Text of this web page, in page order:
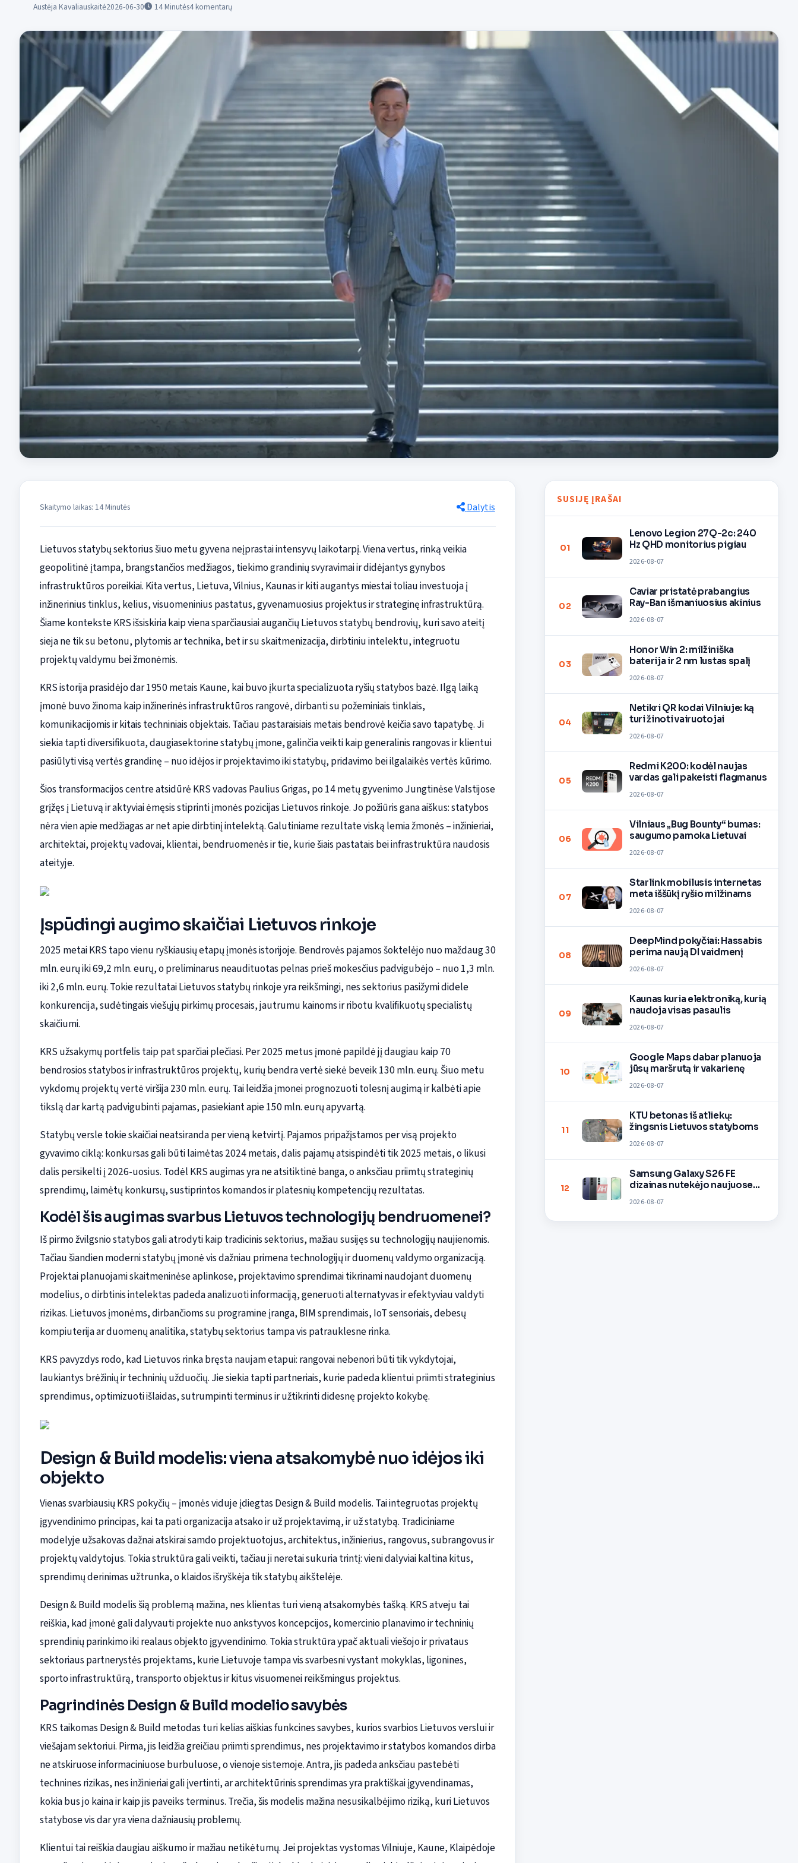
Austėja Kavaliauskaitė2026-06-30 14Minutės4 komentarų
Skaitymo laikas: 14 Minutės Dalytis
Lietuvos statybų sektorius šiuo metu gyvena neįprastai intensyvų laikotarpį. Viena vertus, rinką veikia
geopolitinė įtampa, brangstančios medžiagos, tiekimo grandinių svyravimai ir didėjantys gynybos
infrastruktūros poreikiai. Kita vertus, Lietuva, Vilnius, Kaunas ir kiti augantys miestai toliau investuoja į
inžinerinius tinklus, kelius, visuomeninius pastatus, gyvenamuosius projektus ir strateginę infrastruktūrą.
Šiame kontekste KRS išsiskiria kaip viena sparčiausiai augančių Lietuvos statybų bendrovių, kuri savo ateitį
sieja ne tik su betonu, plytomis ar technika, bet ir su skaitmenizacija, dirbtiniu intelektu, integruotu
projektų valdymu bei žmonėmis.
KRS istorija prasidėjo dar 1950 metais Kaune, kai buvo įkurta specializuota ryšių statybos bazė. Ilgą laiką
įmonė buvo žinoma kaip inžinerinės infrastruktūros rangovė, dirbanti su požeminiais tinklais,
komunikacijomis ir kitais techniniais objektais. Tačiau pastaraisiais metais bendrovė keičia savo tapatybę. Ji
siekia tapti diversifikuota, daugiasektorine statybų įmone, galinčia veikti kaip generalinis rangovas ir klientui
pasiūlyti visą vertės grandinę – nuo idėjos ir projektavimo iki statybų, pridavimo bei ilgalaikės vertės kūrimo.
Šios transformacijos centre atsidūrė KRS vadovas Paulius Grigas, po 14 metų gyvenimo Jungtinėse Valstijose
grįžęs į Lietuvą ir aktyviai ėmęsis stiprinti įmonės pozicijas Lietuvos rinkoje. Jo požiūris gana aiškus: statybos
nėra vien apie medžiagas ar net apie dirbtinį intelektą. Galutiniame rezultate viską lemia žmonės – inžinieriai,
architektai, projektų vadovai, klientai, bendruomenės ir tie, kurie šiais pastatais bei infrastruktūra naudosis
ateityje.
Įspūdingi augimo skaičiai Lietuvos rinkoje
2025 metai KRS tapo vienu ryškiausių etapų įmonės istorijoje. Bendrovės pajamos šoktelėjo nuo maždaug 30
mln. eurų iki 69,2 mln. eurų, o preliminarus neaudituotas pelnas prieš mokesčius padvigubėjo – nuo 1,3 mln.
iki 2,6 mln. eurų. Tokie rezultatai Lietuvos statybų rinkoje yra reikšmingi, nes sektorius pasižymi didele
konkurencija, sudėtingais viešųjų pirkimų procesais, jautrumu kainoms ir ribotu kvalifikuotų specialistų
skaičiumi.
KRS užsakymų portfelis taip pat sparčiai plečiasi. Per 2025 metus įmonė papildė jį daugiau kaip 70
bendrosios statybos ir infrastruktūros projektų, kurių bendra vertė siekė beveik 130 mln. eurų. Šiuo metu
vykdomų projektų vertė viršija 230 mln. eurų. Tai leidžia įmonei prognozuoti tolesnį augimą ir kalbėti apie
tikslą dar kartą padvigubinti pajamas, pasiekiant apie 150 mln. eurų apyvartą.
Statybų versle tokie skaičiai neatsiranda per vieną ketvirtį. Pajamos pripažįstamos per visą projekto
gyvavimo ciklą: konkursas gali būti laimėtas 2024 metais, dalis pajamų atsispindėti tik 2025 metais, o likusi
dalis persikelti į 2026-uosius. Todėl KRS augimas yra ne atsitiktinė banga, o anksčiau priimtų strateginių
sprendimų, laimėtų konkursų, sustiprintos komandos ir platesnių kompetencijų rezultatas.
Kodėl šis augimas svarbus Lietuvos technologijų bendruomenei?
Iš pirmo žvilgsnio statybos gali atrodyti kaip tradicinis sektorius, mažiau susijęs su technologijų naujienomis.
Tačiau šiandien moderni statybų įmonė vis dažniau primena technologijų ir duomenų valdymo organizaciją.
Projektai planuojami skaitmeninėse aplinkose, projektavimo sprendimai tikrinami naudojant duomenų
modelius, o dirbtinis intelektas padeda analizuoti informaciją, generuoti alternatyvas ir efektyviau valdyti
rizikas. Lietuvos įmonėms, dirbančioms su programine įranga, BIM sprendimais, IoT sensoriais, debesų
kompiuterija ar duomenų analitika, statybų sektorius tampa vis patrauklesne rinka.
KRS pavyzdys rodo, kad Lietuvos rinka bręsta naujam etapui: rangovai nebenori būti tik vykdytojai,
laukiantys brėžinių ir techninių užduočių. Jie siekia tapti partneriais, kurie padeda klientui priimti strateginius
sprendimus, optimizuoti išlaidas, sutrumpinti terminus ir užtikrinti didesnę projekto kokybę.
Design & Build modelis: viena atsakomybė nuo idėjos iki
objekto
Vienas svarbiausių KRS pokyčių – įmonės viduje įdiegtas Design & Build modelis. Tai integruotas projektų
įgyvendinimo principas, kai ta pati organizacija atsako ir už projektavimą, ir už statybą. Tradiciniame
modelyje užsakovas dažnai atskirai samdo projektuotojus, architektus, inžinierius, rangovus, subrangovus ir
projektų valdytojus. Tokia struktūra gali veikti, tačiau ji neretai sukuria trintį: vieni dalyviai kaltina kitus,
sprendimų derinimas užtrunka, o klaidos išryškėja tik statybų aikštelėje.
Design & Build modelis šią problemą mažina, nes klientas turi vieną atsakomybės tašką. KRS atveju tai
reiškia, kad įmonė gali dalyvauti projekte nuo ankstyvos koncepcijos, komercinio planavimo ir techninių
sprendinių parinkimo iki realaus objekto įgyvendinimo. Tokia struktūra ypač aktuali viešojo ir privataus
sektoriaus partnerystės projektams, kurie Lietuvoje tampa vis svarbesni vystant mokyklas, ligonines,
sporto infrastruktūrą, transporto objektus ir kitus visuomenei reikšmingus projektus.
Pagrindinės Design & Build modelio savybės
KRS taikomas Design & Build metodas turi kelias aiškias funkcines savybes, kurios svarbios Lietuvos verslui ir
viešajam sektoriui. Pirma, jis leidžia greičiau priimti sprendimus, nes projektavimo ir statybos komandos dirba
ne atskiruose informaciniuose burbuluose, o vienoje sistemoje. Antra, jis padeda anksčiau pastebėti
technines rizikas, nes inžinieriai gali įvertinti, ar architektūrinis sprendimas yra praktiškai įgyvendinamas,
kokia bus jo kaina ir kaip jis paveiks terminus. Trečia, šis modelis mažina nesusikalbėjimo riziką, kuri Lietuvos
statybose vis dar yra viena dažniausių problemų.
Klientui tai reiškia daugiau aiškumo ir mažiau netikėtumų. Jei projektas vystomas Vilniuje, Kaune, Klaipėdoje
SUSIJĘ ĮRAŠAI
01
Lenovo Legion 27Q-2c: 240
Hz QHD monitorius pigiau
2026-08-07
02
Caviar pristatė prabangius
Ray-Ban išmaniuosius akinius
2026-08-07
03
Honor Win 2: milžiniška
baterija ir 2 nm lustas spalį
2026-08-07
04
Netikri QR kodai Vilniuje: ką
turi žinoti vairuotojai
2026-08-07
05
Redmi K200: kodėl naujas
vardas gali pakeisti flagmanus
2026-08-07
06
Vilniaus „Bug Bounty“ bumas:
saugumo pamoka Lietuvai
2026-08-07
07
Starlink mobilusis internetas
meta iššūkį ryšio milžinams
2026-08-07
08
DeepMind pokyčiai: Hassabis
perima naują DI vaidmenį
2026-08-07
09
Kaunas kuria elektroniką, kurią
naudoja visas pasaulis
2026-08-07
10
Google Maps dabar planuoja
jūsų maršrutą ir vakarienę
2026-08-07
11
KTU betonas iš atliekų:
žingsnis Lietuvos statyboms
2026-08-07
12
Samsung Galaxy S26 FE
dizainas nutekėjo naujuose
2026-08-07